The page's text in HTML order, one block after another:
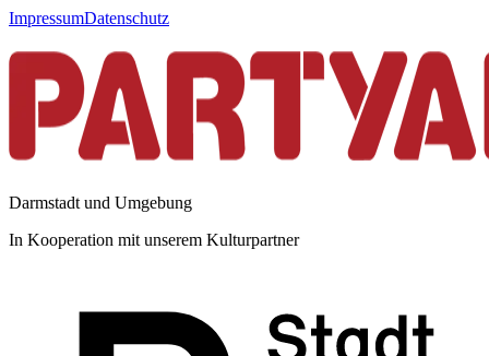
ImpressumDatenschutz
Darmstadt und Umgebung
In Kooperation mit unserem Kulturpartner